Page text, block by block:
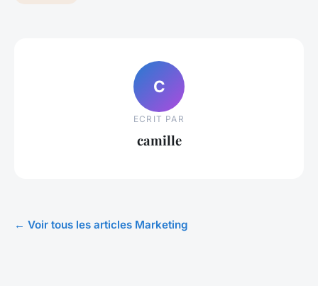
C
ECRIT PAR
camille
← Voir tous les articles Marketing